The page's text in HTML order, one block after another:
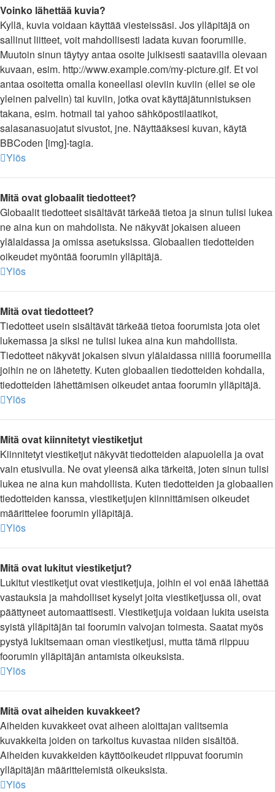
Voinko lähettää kuvia?
Kyllä, kuvia voidaan käyttää viesteissäsi. Jos ylläpitäjä on
sallinut liitteet, voit mahdollisesti ladata kuvan foorumille.
Muutoin sinun täytyy antaa osoite julkisesti saatavilla olevaan
kuvaan, esim. http://www.example.com/my-picture.gif. Et voi
antaa osoitetta omalla koneellasi oleviin kuviin (ellei se ole
yleinen palvelin) tai kuviin, jotka ovat käyttäjätunnistuksen
takana, esim. hotmail tai yahoo sähköpostilaatikot,
salasanasuojatut sivustot, jne. Näyttääksesi kuvan, käytä
BBCoden [img]-tagia.
Ylös
Mitä ovat globaalit tiedotteet?
Globaalit tiedotteet sisältävät tärkeää tietoa ja sinun tulisi lukea
ne aina kun on mahdolista. Ne näkyvät jokaisen alueen
ylälaidassa ja omissa asetuksissa. Globaalien tiedotteiden
oikeudet myöntää foorumin ylläpitäjä.
Ylös
Mitä ovat tiedotteet?
Tiedotteet usein sisältävät tärkeää tietoa foorumista jota olet
lukemassa ja siksi ne tulisi lukea aina kun mahdollista.
Tiedotteet näkyvät jokaisen sivun ylälaidassa niillä foorumeilla
joihin ne on lähetetty. Kuten globaalien tiedotteiden kohdalla,
tiedotteiden lähettämisen oikeudet antaa foorumin ylläpitäjä.
Ylös
Mitä ovat kiinnitetyt viestiketjut
Kiinnitetyt viestiketjut näkyvät tiedotteiden alapuolella ja ovat
vain etusivulla. Ne ovat yleensä aika tärkeitä, joten sinun tulisi
lukea ne aina kun mahdollista. Kuten tiedotteiden ja globaalien
tiedotteiden kanssa, viestiketjujen kiinnittämisen oikeudet
määrittelee foorumin ylläpitäjä.
Ylös
Mitä ovat lukitut viestiketjut?
Lukitut viestiketjut ovat viestiketjuja, joihin ei voi enää lähettää
vastauksia ja mahdolliset kyselyt joita viestiketjussa oli, ovat
päättyneet automaattisesti. Viestiketjuja voidaan lukita useista
syistä ylläpitäjän tai foorumin valvojan toimesta. Saatat myös
pystyä lukitsemaan oman viestiketjusi, mutta tämä riippuu
foorumin ylläpitäjän antamista oikeuksista.
Ylös
Mitä ovat aiheiden kuvakkeet?
Aiheiden kuvakkeet ovat aiheen aloittajan valitsemia
kuvakkeita joiden on tarkoitus kuvastaa niiden sisältöä.
Aiheiden kuvakkeiden käyttöoikeudet riippuvat foorumin
ylläpitäjän määrittelemistä oikeuksista.
Ylös